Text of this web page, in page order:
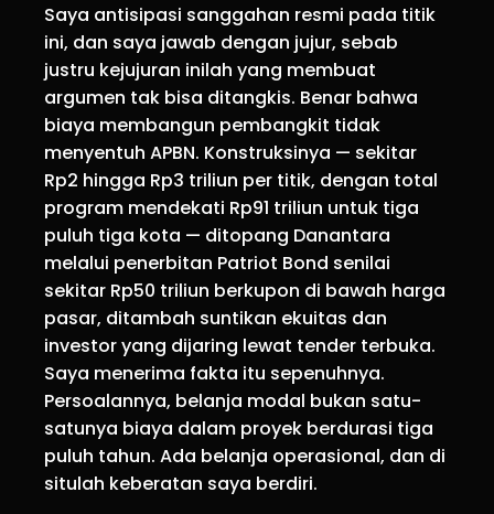
Saya antisipasi sanggahan resmi pada titik
ini, dan saya jawab dengan jujur, sebab
justru kejujuran inilah yang membuat
argumen tak bisa ditangkis. Benar bahwa
biaya membangun pembangkit tidak
menyentuh APBN. Konstruksinya — sekitar
Rp2 hingga Rp3 triliun per titik, dengan total
program mendekati Rp91 triliun untuk tiga
puluh tiga kota — ditopang Danantara
melalui penerbitan Patriot Bond senilai
sekitar Rp50 triliun berkupon di bawah harga
pasar, ditambah suntikan ekuitas dan
investor yang dijaring lewat tender terbuka.
Saya menerima fakta itu sepenuhnya.
Persoalannya, belanja modal bukan satu-
satunya biaya dalam proyek berdurasi tiga
puluh tahun. Ada belanja operasional, dan di
situlah keberatan saya berdiri.